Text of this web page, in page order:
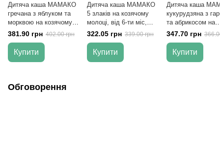
Дитяча каша МАМАКО
гречана з яблуком та
морквою на козячому
молоці, від 5-х міс, 200
381.90 грн 402.00 грн
Купити
Дитяча каша МАМАКО
5 злаків на козячому
молоці, від 6-ти міс,
200 гр
322.05 грн 339.00 грн
Купити
Дитяча каша
кукурудзяна з
та абрикосом на
козячому молоці,
ти міс, 200 гр
347.70 грн
Купити
Обговорення